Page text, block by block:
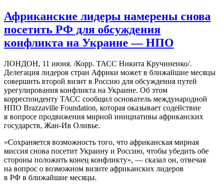
Африканские лидеры намерены снова
посетить РФ для обсуждения
конфликта на Украине — НПО
ЛОНДОН, 11 июня. /Корр. ТАСС Никита Кручиненко/.
Делегация лидеров стран Африки может в ближайшие месяцы
совершить второй визит в Россию для обсуждения путей
урегулирования конфликта на Украине. Об этом
корреспонденту ТАСС сообщил основатель международной
НПО Brazzaville Foundation, которая оказывает содействие
в вопросе продвижения мирной инициативы африканских
государств, Жан-Ив Оливье.
«Сохраняется возможность того, что африканская мирная
миссия снова посетит Украину и Россию, чтобы убедить обе
стороны положить конец конфликту», — сказал он, отвечая
на вопрос о возможном визите африканских лидеров
в РФ в ближайшие месяцы.